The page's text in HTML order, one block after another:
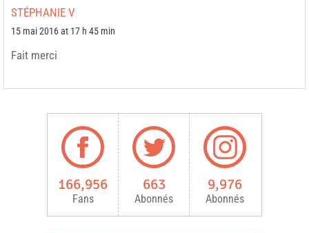
STÉPHANIE V
15 mai 2016 at 17 h 45 min
Fait merci
166,956
Fans
663
Abonnés
9,976
Abonnés